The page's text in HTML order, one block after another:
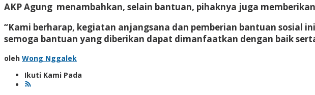
AKP Agung menambahkan, selain bantuan, pihaknya juga
“Kami berharap, kegiatan anjangsana dan pemberian bantuan sosial
semoga bantuan yang diberikan dapat dimanfaatkan dengan baik
oleh Wong Nggalek
Ikuti Kami Pada